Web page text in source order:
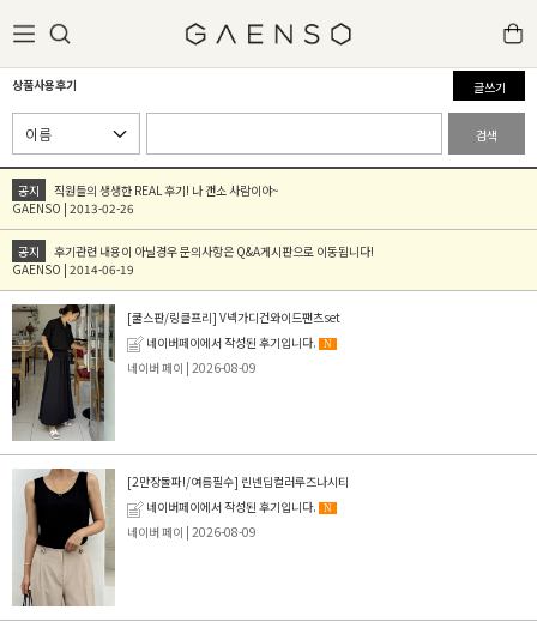
상품사용후기 글쓰기
검색
공지
직원들의 생생한 REAL 후기! 나 갠소 사람이야~
GAENSO | 2013-02-26
공지
후기관련 내용이 아닐경우 문의사항은 Q&A게시판으로 이동됩니다!
GAENSO | 2014-06-19
[쿨스판/링클프리] V넥가디건와이드팬츠set
네이버페이에서 작성된 후기입니다.
N
네이버 페이 | 2026-08-09
[2만장돌파!/여름필수] 린넨딥컬러루즈나시티
네이버페이에서 작성된 후기입니다.
N
네이버 페이 | 2026-08-09